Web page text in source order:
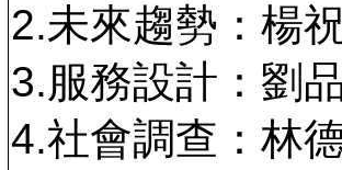
2.未來趨勢：楊
3.服務設計：劉
4.社會調查：林